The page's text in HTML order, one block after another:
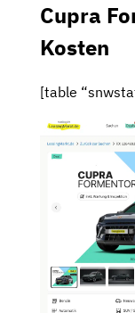
Cupra
Kosten
[table